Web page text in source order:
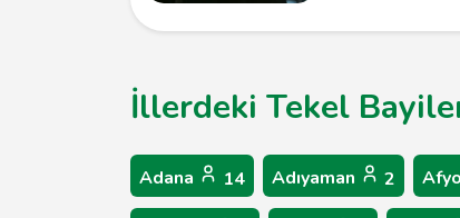
İllerdeki Tekel
Adana 14 Adıyaman 2